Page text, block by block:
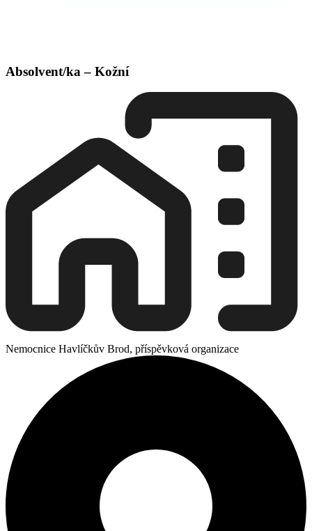
Absolvent/ka – Kožní
Nemocnice Havlíčkův Brod, příspěvková organizace